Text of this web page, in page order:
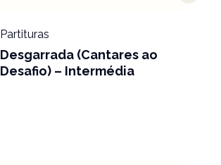
Partituras
Desgarrada (Cantares ao
Desafio) – Intermédia